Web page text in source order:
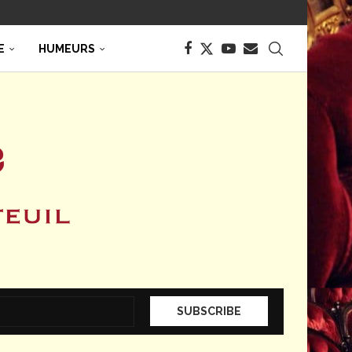
HUMEURS